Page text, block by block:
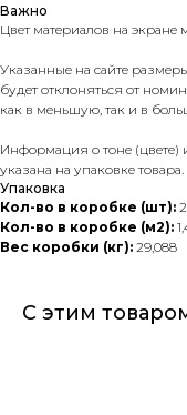
Важно
Цвет материалов на экране
Указанные на сайте
будет отклоняться от
как в меньшую, так и в
Информация о тоне
указана на упаковке товара.
Упаковка
Кол-во в коробке (шт): 2
Кол-во в коробке (м2):
Вес коробки (кг): 29,088
С этим